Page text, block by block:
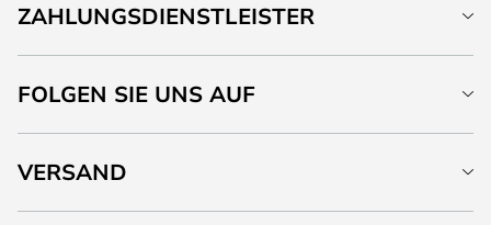
ZAHLUNGSDIENSTLEISTER
FOLGEN SIE UNS AUF
VERSAND